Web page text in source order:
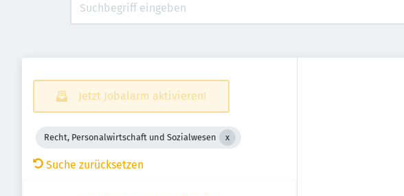
Jetzt Jobalarm aktivieren!
Recht, Personalwirtschaft und Sozialwesen
Suche zurücksetzen